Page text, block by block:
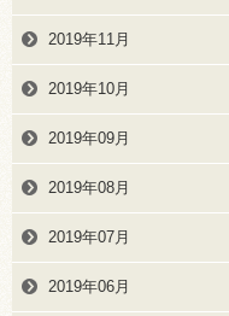
2019年11月
2019年10月
2019年09月
2019年08月
2019年07月
2019年06月